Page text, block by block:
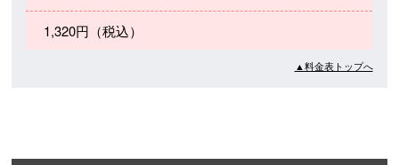
1,320円（税込）
▲料金表トップへ